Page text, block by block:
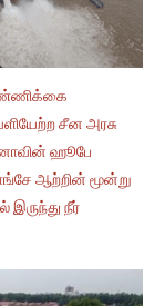
சீன அரசு
ஹூபே
ஆற்றின் மூன்று
நீர்